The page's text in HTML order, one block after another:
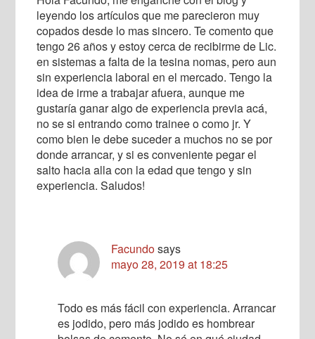
leyendo los artículos que me parecieron muy
copados desde lo mas sincero. Te comento que
tengo 26 años y estoy cerca de recibirme de Lic.
en sistemas a falta de la tesina nomas, pero aun
sin experiencia laboral en el mercado. Tengo la
idea de irme a trabajar afuera, aunque me
gustaría ganar algo de experiencia previa acá,
no se si entrando como trainee o como jr. Y
como bien le debe suceder a muchos no se por
donde arrancar, y si es conveniente pegar el
salto hacia alla con la edad que tengo y sin
experiencia. Saludos!
Facundosays
mayo 28, 2019 at 18:25
Todo es más fácil con experiencia. Arrancar
es jodido, pero más jodido es hombrear